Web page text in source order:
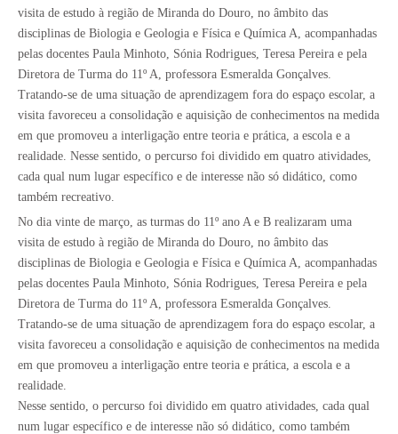
visita de estudo à região de Miranda do Douro, no âmbito das
disciplinas de Biologia e Geologia e Física e Química A, acompanhadas
pelas docentes Paula Minhoto, Sónia Rodrigues, Teresa Pereira e pela
Diretora de Turma do 11º A, professora Esmeralda Gonçalves.
Tratando-se de uma situação de aprendizagem fora do espaço escolar, a
visita favoreceu a consolidação e aquisição de conhecimentos na medida
em que promoveu a interligação entre teoria e prática, a escola e a
realidade. Nesse sentido, o percurso foi dividido em quatro atividades,
cada qual num lugar específico e de interesse não só didático, como
também recreativo.
No dia vinte de março, as turmas do 11º ano A e B realizaram uma
visita de estudo à região de Miranda do Douro, no âmbito das
disciplinas de Biologia e Geologia e Física e Química A, acompanhadas
pelas docentes Paula Minhoto, Sónia Rodrigues, Teresa Pereira e pela
Diretora de Turma do 11º A, professora Esmeralda Gonçalves.
Tratando-se de uma situação de aprendizagem fora do espaço escolar, a
visita favoreceu a consolidação e aquisição de conhecimentos na medida
em que promoveu a interligação entre teoria e prática, a escola e a
realidade.
Nesse sentido, o percurso foi dividido em quatro atividades, cada qual
num lugar específico e de interesse não só didático, como também